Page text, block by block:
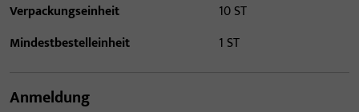
Verpackungseinheit
10 ST
Mindestbestelleinheit
1 ST
Anmeldung